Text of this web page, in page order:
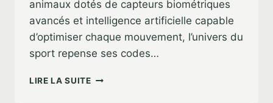
animaux dotés de capteurs biométriques
avancés et intelligence artificielle capable
d’optimiser chaque mouvement, l’univers du
sport repense ses codes…
LIRE LA SUITEANIMAUX